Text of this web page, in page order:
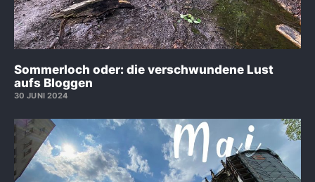
Sommerloch oder: die verschwundene Lust
aufs Bloggen
30 JUNI 2024